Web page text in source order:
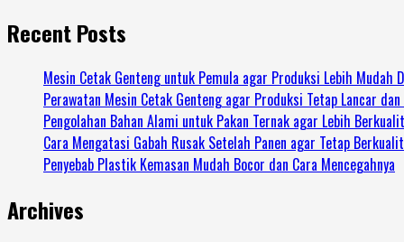
Recent Posts
Mesin Cetak Genteng untuk Pemula agar Produksi Lebih Mudah
Perawatan Mesin Cetak Genteng agar Produksi Tetap Lancar dan
Pengolahan Bahan Alami untuk Pakan Ternak agar Lebih
Cara Mengatasi Gabah Rusak Setelah Panen agar Tetap
Penyebab Plastik Kemasan Mudah Bocor dan Cara Mencegahnya
Archives